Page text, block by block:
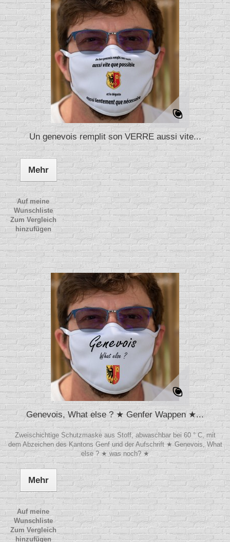
Un genevois remplit son VERRE aussi vite...
Mehr
Auf meine
Wunschliste
Zum Vergleich
hinzufügen
Genevois, What else ? ★ Genfer Wappen ★...
Zweischichtige Schutzmaske aus Stoff, abwaschbar bei 60 ° C, mit
dem Abzeichen des Kantons Genf und der Aufschrift ★ Genevois, What
else ? ★ was noch? ★
Mehr
Auf meine
Wunschliste
Zum Vergleich
hinzufügen